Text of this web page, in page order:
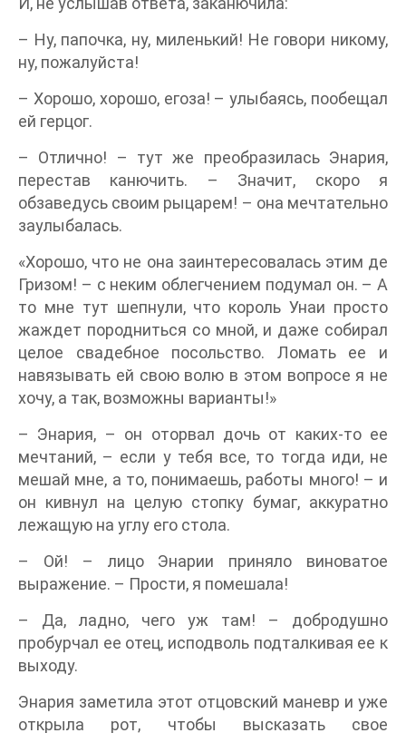
– Ну, папочка, ну, миленький! Не говори никому,
ну, пожалуйста!
– Хорошо, хорошо, егоза! – улыбаясь, пообещал
ей герцог.
– Отлично! – тут же преобразилась Энария,
перестав канючить. – Значит, скоро я
обзаведусь своим рыцарем! – она мечтательно
заулыбалась.
«Хорошо, что не она заинтересовалась этим де
Гризом! – с неким облегчением подумал он. – А
то мне тут шепнули, что король Унаи просто
жаждет породниться со мной, и даже собирал
целое свадебное посольство. Ломать ее и
навязывать ей свою волю в этом вопросе я не
хочу, а так, возможны варианты!»
– Энария, – он оторвал дочь от каких-то ее
мечтаний, – если у тебя все, то тогда иди, не
мешай мне, а то, понимаешь, работы много! – и
он кивнул на целую стопку бумаг, аккуратно
лежащую на углу его стола.
– Ой! – лицо Энарии приняло виноватое
выражение. – Прости, я помешала!
– Да, ладно, чего уж там! – добродушно
пробурчал ее отец, исподволь подталкивая ее к
выходу.
Энария заметила этот отцовский маневр и уже
открыла рот, чтобы высказать свое